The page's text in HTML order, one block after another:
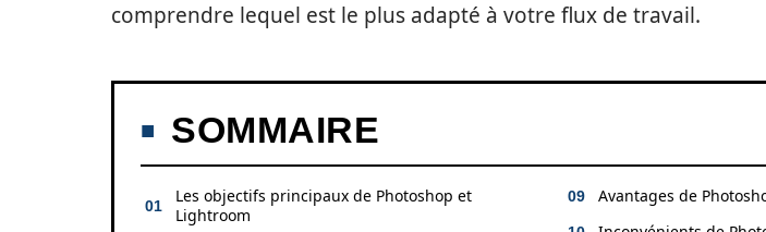
comprendre lequel est le plus adapté à votre flux de travail.
SOMMAIRE
Les objectifs principaux de Photoshop et
Lightroom
Avantages de